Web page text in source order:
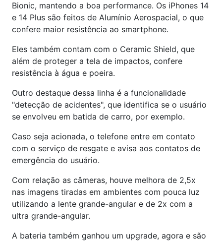
Bionic, mantendo a boa performance. Os iPhones 14
e 14 Plus são feitos de Alumínio Aerospacial, o que
confere maior resistência ao smartphone.
Eles também contam com o Ceramic Shield, que
além de proteger a tela de impactos, confere
resistência à água e poeira.
Outro destaque dessa linha é a funcionalidade
"detecção de acidentes", que identifica se o usuário
se envolveu em batida de carro, por exemplo.
Caso seja acionada, o telefone entre em contato
com o serviço de resgate e avisa aos contatos de
emergência do usuário.
Com relação as câmeras, houve melhora de 2,5x
nas imagens tiradas em ambientes com pouca luz
utilizando a lente grande-angular e de 2x com a
ultra grande-angular.
A bateria também ganhou um upgrade, agora e são